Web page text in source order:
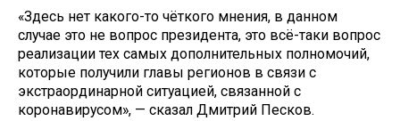
«Здесь нет какого-то чёткого мнения, в данном
случае это не вопрос президента, это всё-таки вопрос
реализации тех самых дополнительных полномочий,
которые получили главы регионов в связи с
экстраординарной ситуацией, связанной с
коронавирусом», — сказал Дмитрий Песков.